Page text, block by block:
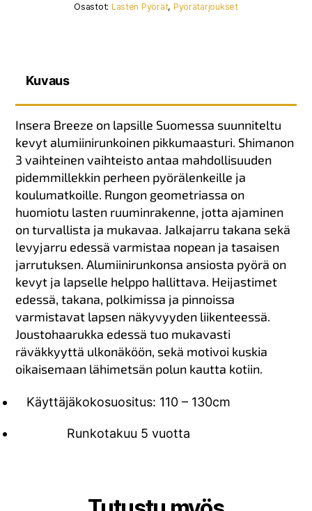
Osastot: Lasten Pyörät, Pyörätarjoukset
Kuvaus
Insera Breeze on lapsille Suomessa suunniteltu
kevyt alumiinirunkoinen pikkumaasturi. Shimanon
3 vaihteinen vaihteisto antaa mahdollisuuden
pidemmillekkin perheen pyörälenkeille ja
koulumatkoille. Rungon geometriassa on
huomiotu lasten ruuminrakenne, jotta ajaminen
on turvallista ja mukavaa. Jalkajarru takana sekä
levyjarru edessä varmistaa nopean ja tasaisen
jarrutuksen. Alumiinirunkonsa ansiosta pyörä on
kevyt ja lapselle helppo hallittava. Heijastimet
edessä, takana, polkimissa ja pinnoissa
varmistavat lapsen näkyvyyden liikenteessä.
Joustohaarukka edessä tuo mukavasti
räväkkyyttä ulkonäköön, sekä motivoi kuskia
oikaisemaan lähimetsän polun kautta kotiin.
Käyttäjäkokosuositus: 110 – 130cm
Runkotakuu 5 vuotta